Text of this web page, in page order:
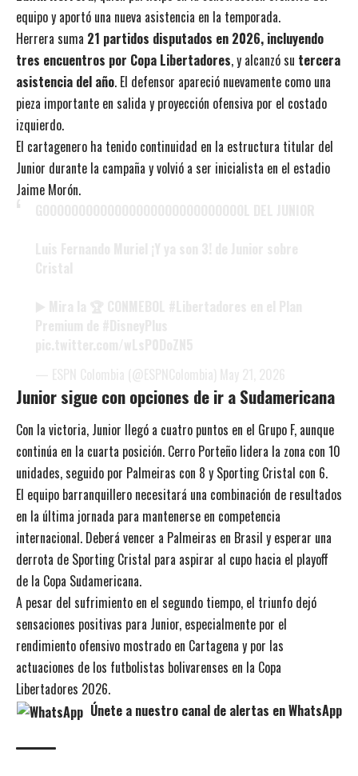
equipo y aportó una nueva asistencia en la temporada.
Herrera suma 21 partidos disputados en 2026, incluyendo
tres encuentros por Copa Libertadores, y alcanzó su tercera
asistencia del año. El defensor apareció nuevamente como una
pieza importante en salida y proyección ofensiva por el costado
izquierdo.
El cartagenero ha tenido continuidad en la estructura titular del
Junior durante la campaña y volvió a ser inicialista en el estadio
Jaime Morón.
Junior sigue con opciones de ir a Sudamericana
Con la victoria, Junior llegó a cuatro puntos en el Grupo F, aunque
continúa en la cuarta posición. Cerro Porteño lidera la zona con 10
unidades, seguido por Palmeiras con 8 y Sporting Cristal con 6.
El equipo barranquillero necesitará una combinación de resultados
en la última jornada para mantenerse en competencia
internacional. Deberá vencer a Palmeiras en Brasil y esperar una
derrota de Sporting Cristal para aspirar al cupo hacia el playoff
de la Copa Sudamericana.
A pesar del sufrimiento en el segundo tiempo, el triunfo dejó
sensaciones positivas para Junior, especialmente por el
rendimiento ofensivo mostrado en Cartagena y por las
actuaciones de los futbolistas bolivarenses en la Copa
Libertadores 2026.
Únete a nuestro canal de alertas en WhatsApp